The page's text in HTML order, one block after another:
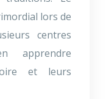
lors de
centres
apprendre
et leurs